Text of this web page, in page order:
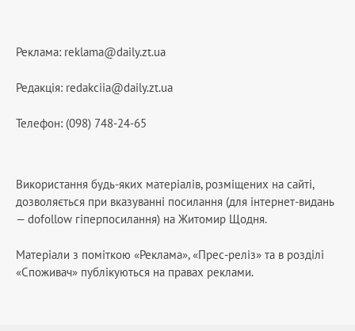
Реклама: reklama@daily.zt.ua
Редакція: redakciia@daily.zt.ua
Телефон: (098) 748-24-65
Використання будь-яких матеріалів, розміщених на сайті,
дозволяється при вказуванні посилання (для інтернет-видань
— dofollow гіперпосилання) на Житомир Щодня.
Матеріали з поміткою «Реклама», «Прес-реліз» та в розділі
«Споживач» публікуються на правах реклами.